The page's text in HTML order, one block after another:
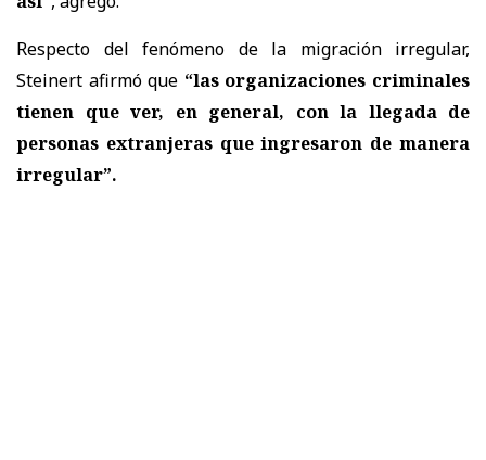
Respecto del fenómeno de la migración irregular,
Steinert afirmó que “las organizaciones criminales
tienen que ver, en general, con la llegada de
personas extranjeras que ingresaron de manera
irregular”.